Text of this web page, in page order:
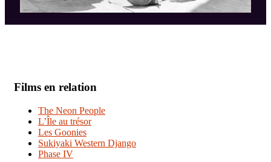
Films en relation
The Neon People
L’Île au trésor
Les Goonies
Sukiyaki Western Django
Phase IV